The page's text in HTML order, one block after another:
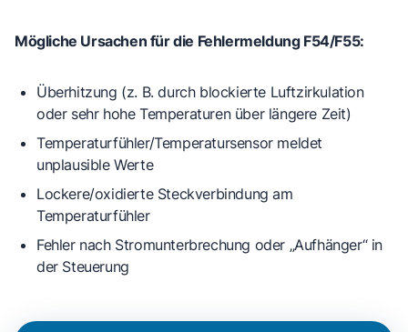
Mögliche Ursachen für die Fehlermeldung F54/F55:
Überhitzung (z. B. durch blockierte Luftzirkulation
oder sehr hohe Temperaturen über längere Zeit)
Temperaturfühler/Temperatursensor meldet
unplausible Werte
Lockere/oxidierte Steckverbindung am
Temperaturfühler
Fehler nach Stromunterbrechung oder „Aufhänger“ in
der Steuerung